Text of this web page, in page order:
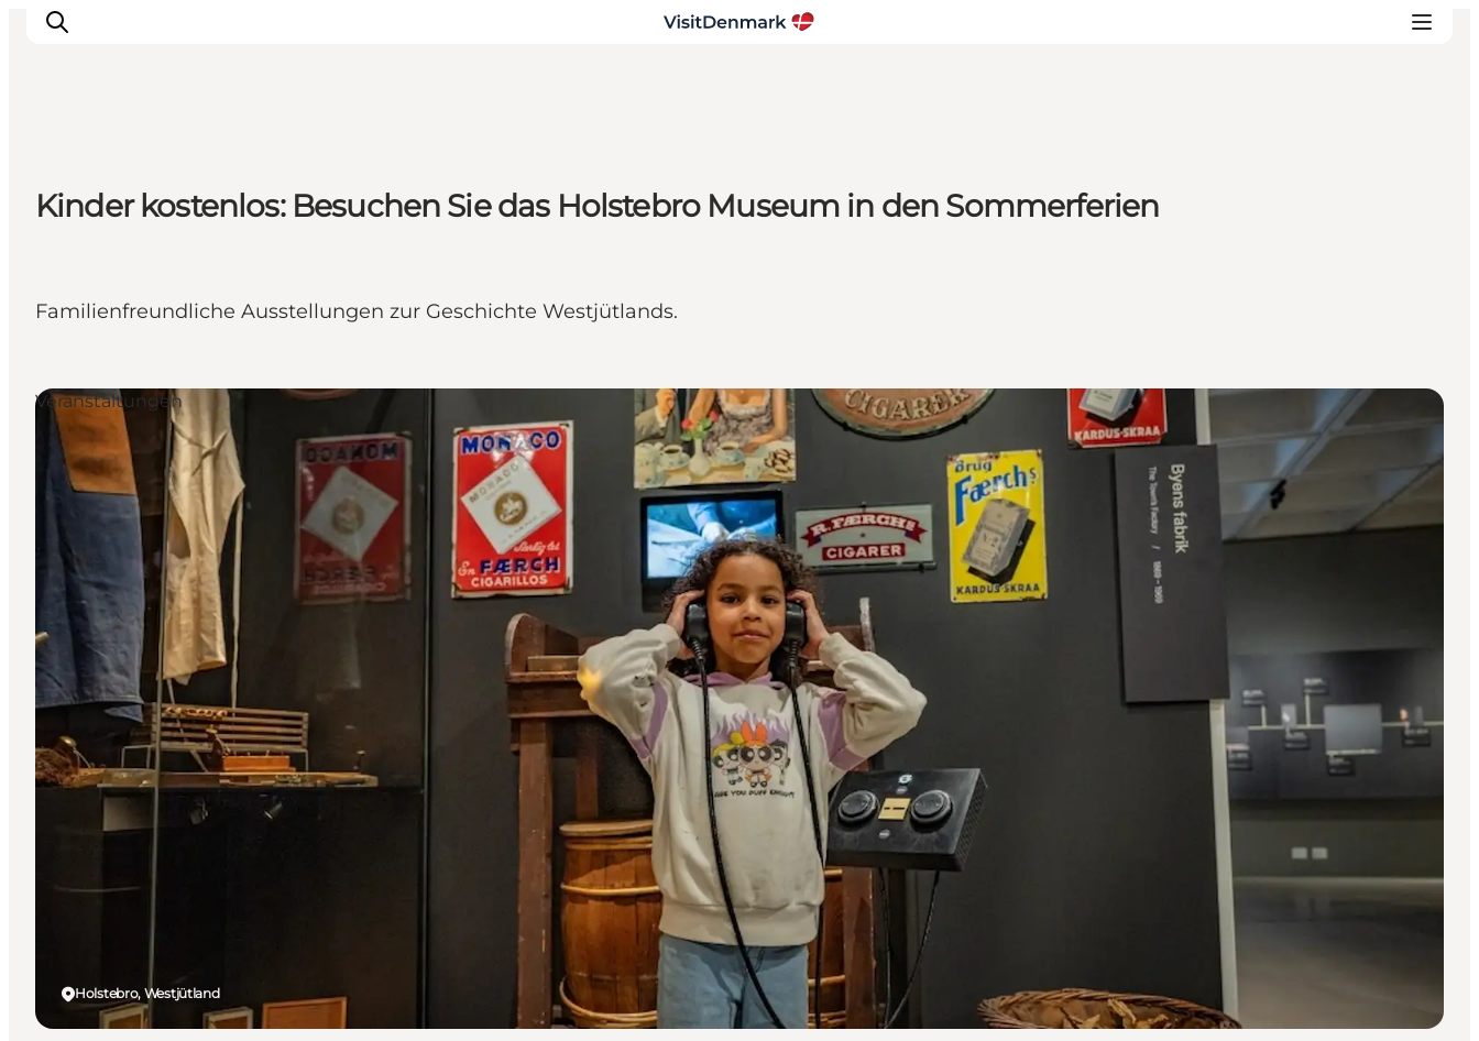
Inspiration
Regionen
Reiseplanung
Kinder kostenlos: Besuchen Sie das Holstebro Museum in den Sommerferien
Familienfreundliche Ausstellungen zur Geschichte Westjütlands.
Holstebro, Westjütland
Veranstaltungen